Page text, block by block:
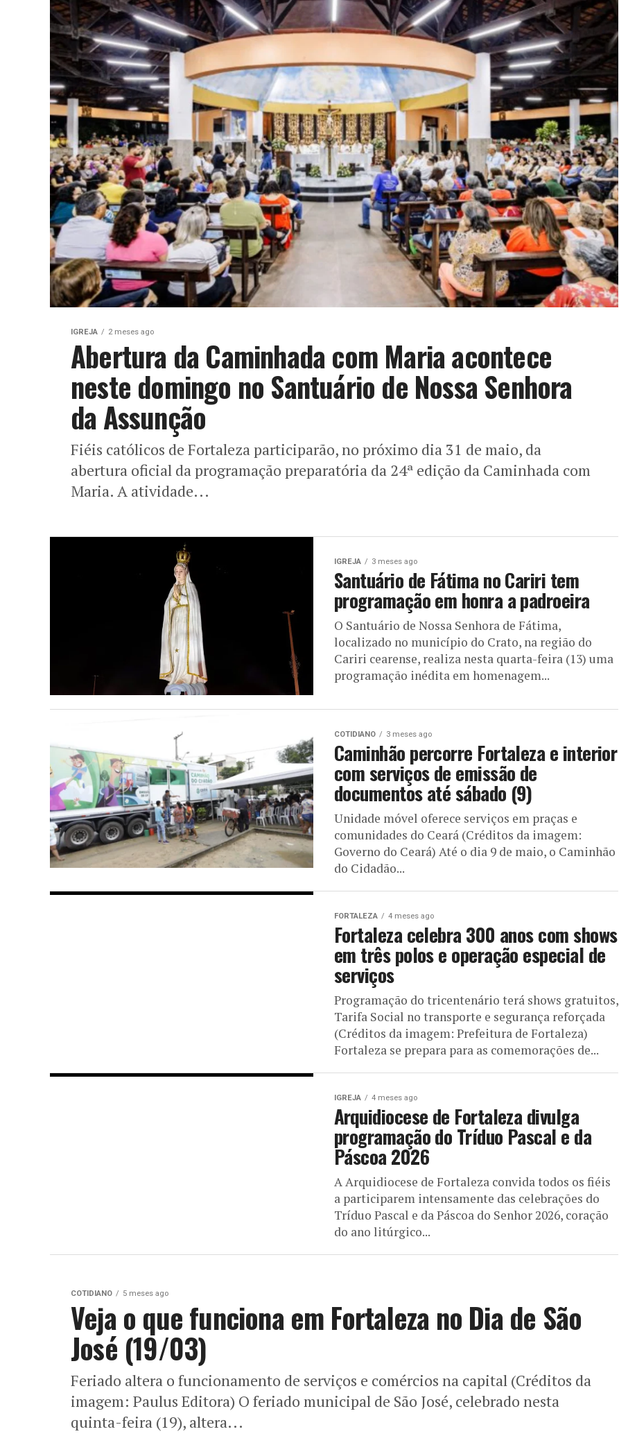
IGREJA 2 meses ago
Abertura da Caminhada com Maria acontece
neste domingo no Santuário de Nossa Senhora
da Assunção
Fiéis católicos de Fortaleza participarão, no próximo dia 31 de maio, da
abertura oficial da programação preparatória da 24ª edição da Caminhada com
Maria. A atividade...
IGREJA 3 meses ago
Santuário de Fátima no Cariri tem
programação em honra a padroeira
O Santuário de Nossa Senhora de Fátima,
localizado no município do Crato, na região do
Cariri cearense, realiza nesta quarta-feira (13) uma
programação inédita em homenagem...
COTIDIANO 3 meses ago
Caminhão percorre Fortaleza e interior
com serviços de emissão de
documentos até sábado (9)
Unidade móvel oferece serviços em praças e
comunidades do Ceará (Créditos da imagem:
Governo do Ceará) Até o dia 9 de maio, o Caminhão
do Cidadão...
FORTALEZA 4 meses ago
Fortaleza celebra 300 anos com shows
em três polos e operação especial de
serviços
Programação do tricentenário terá shows gratuitos,
Tarifa Social no transporte e segurança reforçada
(Créditos da imagem: Prefeitura de Fortaleza)
Fortaleza se prepara para as comemorações de...
IGREJA 4 meses ago
Arquidiocese de Fortaleza divulga
programação do Tríduo Pascal e da
Páscoa 2026
A Arquidiocese de Fortaleza convida todos os fiéis
a participarem intensamente das celebrações do
Tríduo Pascal e da Páscoa do Senhor 2026, coração
do ano litúrgico...
COTIDIANO 5 meses ago
Veja o que funciona em Fortaleza no Dia de São
José (19/03)
Feriado altera o funcionamento de serviços e comércios na capital (Créditos da
imagem: Paulus Editora) O feriado municipal de São José, celebrado nesta
quinta-feira (19), altera...